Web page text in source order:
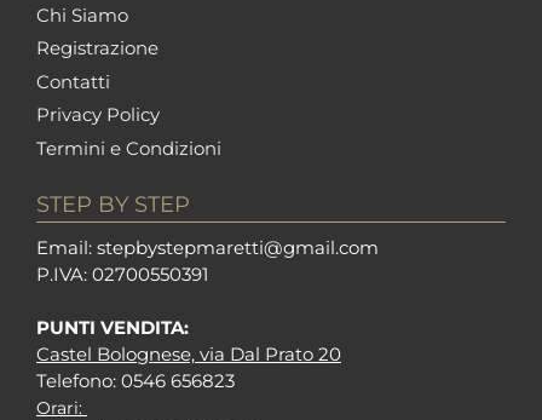
Chi Siamo
Registrazione
Contatti
Privacy Policy
Termini e Condizioni
STEP BY STEP
Email: stepbystepmaretti@gmail.com
P.IVA: 02700550391
PUNTI VENDITA:
Castel Bolognese, via Dal Prato 20
Telefono: 0546 656823
Orari: